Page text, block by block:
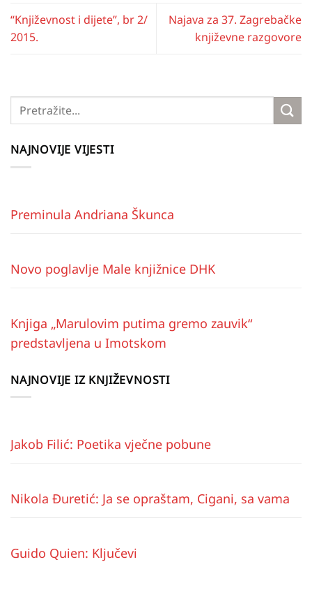
“Književnost i dijete”, br 2/
2015.
Najava za 37. Zagrebačke
književne razgovore
NAJNOVIJE VIJESTI
Preminula Andriana Škunca
Novo poglavlje Male knjižnice DHK
Knjiga „Marulovim putima gremo zauvik“
predstavljena u Imotskom
NAJNOVIJE IZ KNJIŽEVNOSTI
Jakob Filić: Poetika vječne pobune
Nikola Đuretić: Ja se opraštam, Cigani, sa vama
Guido Quien: Ključevi